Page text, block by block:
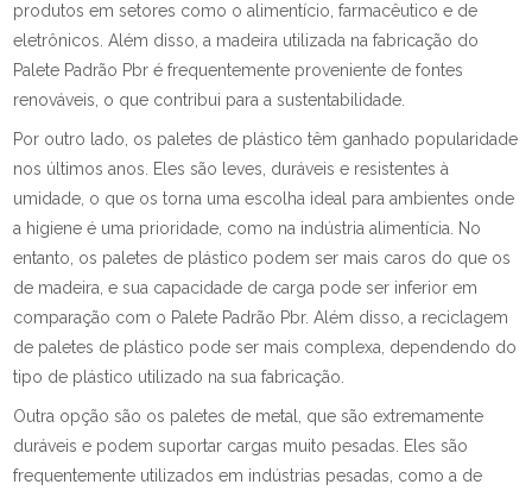
produtos em setores como o alimentício, farmacêutico e de
eletrônicos. Além disso, a madeira utilizada na fabricação do
Palete Padrão Pbr é frequentemente proveniente de fontes
renováveis, o que contribui para a sustentabilidade.
Por outro lado, os paletes de plástico têm ganhado popularidade
nos últimos anos. Eles são leves, duráveis e resistentes à
umidade, o que os torna uma escolha ideal para ambientes onde
a higiene é uma prioridade, como na indústria alimentícia. No
entanto, os paletes de plástico podem ser mais caros do que os
de madeira, e sua capacidade de carga pode ser inferior em
comparação com o Palete Padrão Pbr. Além disso, a reciclagem
de paletes de plástico pode ser mais complexa, dependendo do
tipo de plástico utilizado na sua fabricação.
Outra opção são os paletes de metal, que são extremamente
duráveis e podem suportar cargas muito pesadas. Eles são
frequentemente utilizados em indústrias pesadas, como a de